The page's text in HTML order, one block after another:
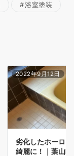
浴室塗装
2022年9月12日
劣化したホーロ
綺麗に！｜葉山町